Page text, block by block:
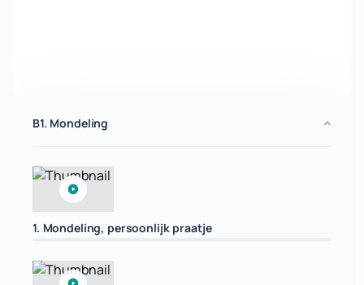
B1. Mondeling
1. Mondeling, persoonlijk praatje